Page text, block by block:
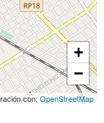
+
−
con;OpenStreetMap